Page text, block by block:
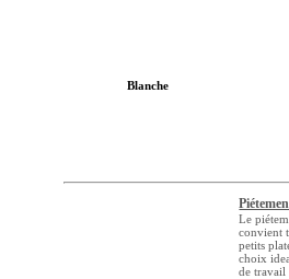
Blanche
Le
convient
petits
choix
de travail